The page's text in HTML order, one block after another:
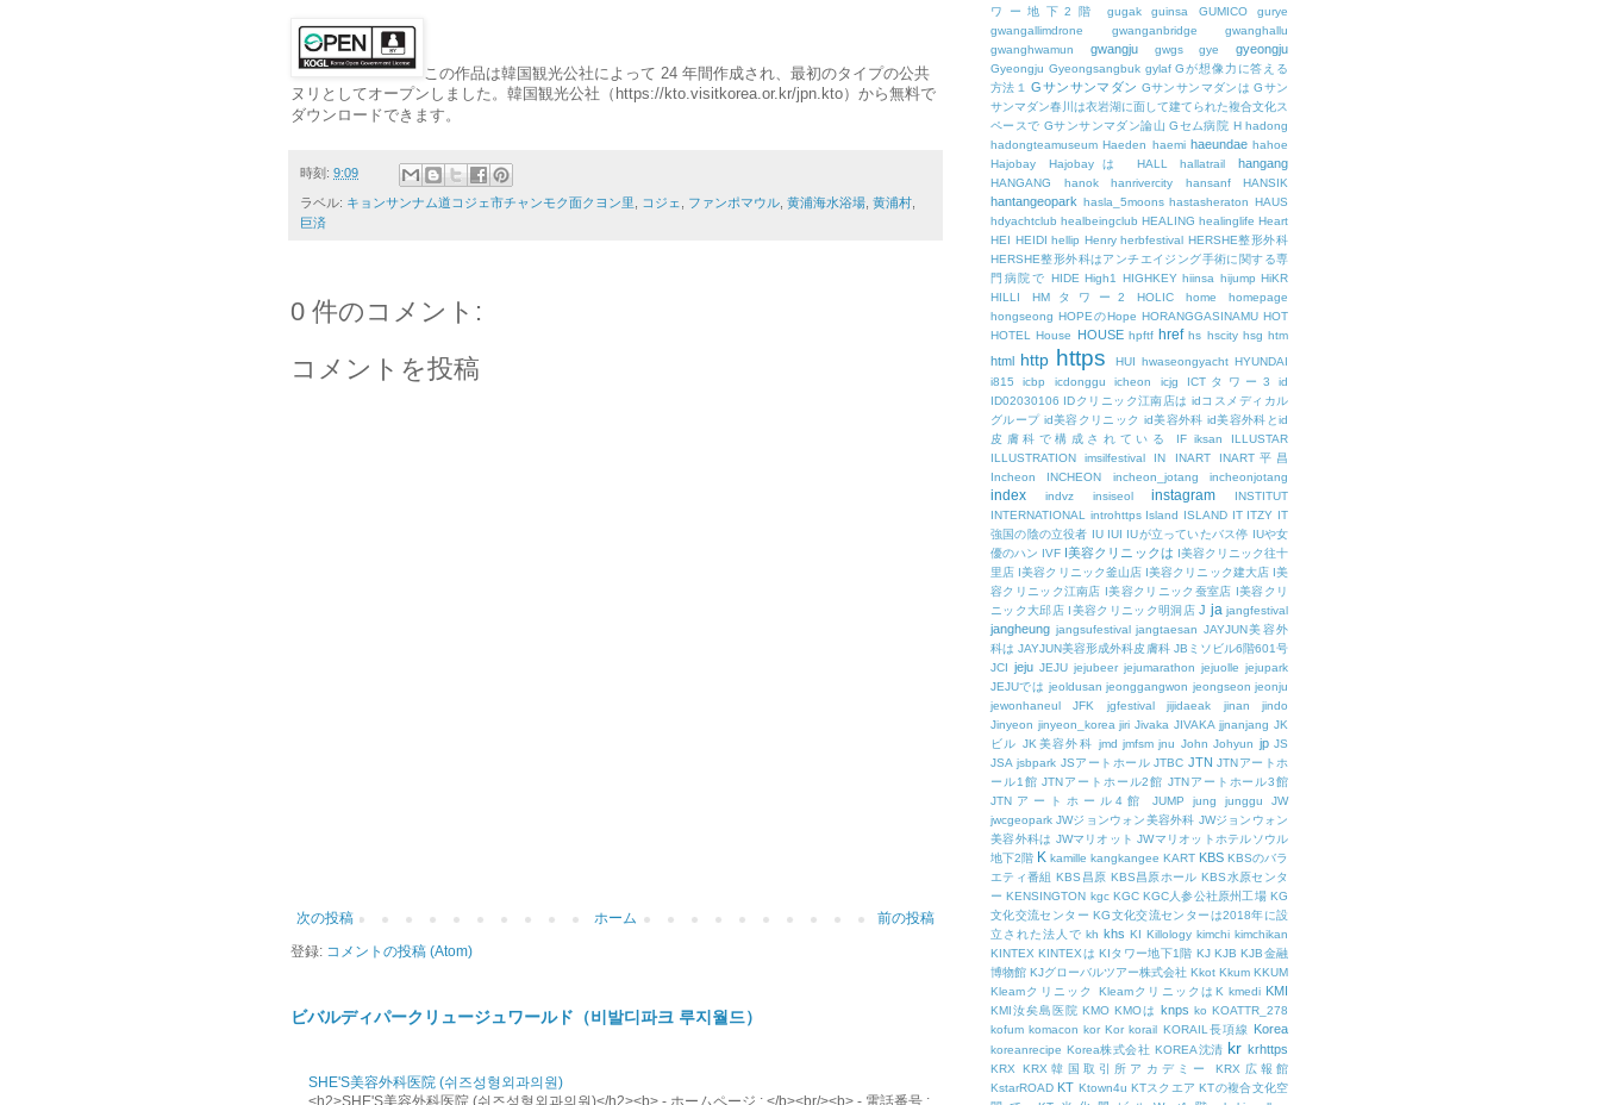
この作品は韓国観光公社によって 24 年間作成され、最初のタイプの公共
ヌリとしてオープンしました。韓国観光公社（https://kto.visitkorea.or.kr/jpn.kto）から無料で
ダウンロードできます。
時刻: 9:09
ラベル: キョンサンナム道コジェ市チャンモク面クヨン里 コジェ ファンポマウル 黄浦海水浴場 黄浦村
巨済
0 件のコメント:
コメントを投稿
次の投稿 前の投稿
ホーム
登録: コメントの投稿 (Atom)
ビバルディパークリュージュワールド（비발디파크 루지월드）
SHE'S美容外科医院 (쉬즈성형외과의원)
ワー地下2階
gugak guinsa GUMICO
gurye
gwangallimdrone
gwanganbridge
gwanghallu
gwanghwamun
gwangju gwgs gye gyeongju
Gyeongju Gyeongsangbuk gylaf Gが想像力に答える
方法１
Gサンサンマダン Gサンサンマダンは Gサン
サンマダン春川は衣岩湖に面して建てられた複合文化ス
ペースで Gサンサンマダン論山 Gセム病院 H hadong
hadongteamuseum Haeden haemi haeundae hahoe
Hajobay
Hajobayは HALL hallatrail hangang
HANGANG hanok hanrivercity hansanf HANSIK
hantangeopark hasla_5moons hastasheraton HAUS
hdyachtclub healbeingclub HEALING healinglife Heart
HEI HEIDI hellip Henry herbfestival HERSHE整形外科
HERSHE整形外科はアンチエイジング手術に関する専
門病院で HIDE High1 HIGHKEY hiinsa hijump HiKR
HILLI
HMタワー2 HOLIC home
homepage
hongseong HOPEのHope HORANGGASINAMU HOT
HOTEL
House HOUSE hpftf href hs hscity hsg htm
html http https HUI hwaseongyacht HYUNDAI
i815
icbp icdonggu icheon icjg ICTタワー3
id
ID02030106 IDクリニック江南店は idコスメディカル
グループ id美容クリニック id美容外科 id美容外科とid
皮膚科で構成されている
IF iksan
ILLUSTAR
ILLUSTRATION
imsilfestival IN INART
INART平昌
Incheon
INCHEON incheon_jotang incheonjotang
index indvz insiseol instagram
INSTITUT
INTERNATIONAL
introhttps Island ISLAND IT ITZY IT
強国の陰の立役者 IU IUI IUが立っていたバス停 IUや女
優のハン IVF I美容クリニックは I美容クリニック往十
里店 I美容クリニック釜山店 I美容クリニック建大店 I美
容クリニック江南店 I美容クリニック蚕室店 I美容クリ
ニック大邱店 I美容クリニック明洞店 J ja jangfestival
jangheung jangsufestival jangtaesan JAYJUN美容外
科は JAYJUN美容形成外科皮膚科 JBミソビル6階601号
JCI jeju JEJU jejubeer jejumarathon jejuolle jejupark
JEJUでは jeoldusan jeonggangwon jeongseon jeonju
jewonhaneul
JFK jgfestival jijidaeak jinan
jindo
Jinyeon jinyeon_korea jiri Jivaka JIVAKA jjnanjang JK
ビル JK美容外科 jmd jmfsm jnu John Johyun jp JS
JSA jsbpark JSアートホール JTBC JTN JTNアートホ
ール1館 JTNアートホール2館 JTNアートホール3館
JTNアートホール4館
JUMP jung junggu
JW
jwcgeopark JWジョンウォン美容外科 JWジョンウォン
美容外科は JWマリオット JWマリオットホテルソウル
地下2階 K kamille kangkangee KART KBS KBSのバラ
エティ番組 KBS昌原 KBS昌原ホール KBS水原センタ
ー KENSINGTON kgc KGC KGC人参公社原州工場 KG
文化交流センター KG文化交流センターは2018年に設
立された法人で kh khs KI Killology kimchi kimchikan
KINTEX KINTEXは KIタワー地下1階 KJ KJB KJB金融
博物館 KJグローバルツアー株式会社 Kkot Kkum KKUM
Kleamクリニック
KleamクリニックはK kmedi KMI
KMI汝矣島医院 KMO KMOは knps ko KOATTR_278
kofum komacon kor Kor korail KORAIL長項線 Korea
koreanrecipe Korea株式会社 KOREA沈清 kr krhttps
KRX KRX韓国取引所アカデミー
KRX広報館
KstarROAD KT Ktown4u KTスクエア KTの複合文化空